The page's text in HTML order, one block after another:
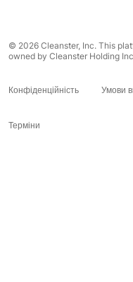
© 2026 Cleanster, Inc. This
owned by Cleanster Holding
Конфіденційність Умови
Терміни